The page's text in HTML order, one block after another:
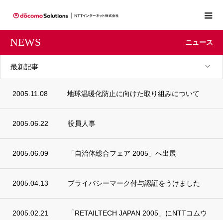
NEWS ニュース
最新記事
2005.11.08 地球温暖化防止に向けた取り組みについて
2005.06.22 役員人事
2005.06.09 「自治体総合フェア 2005」へ出展
2005.04.13 プライバシーマーク付与認証をうけました
2005.02.21
「RETAILTECH JAPAN 2005」にNTTコムウ